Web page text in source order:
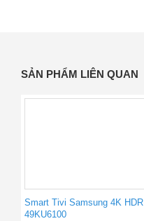
SẢN PHẨM LIÊN QUAN
Smart Tivi Samsung 4K HDR
49KU6100